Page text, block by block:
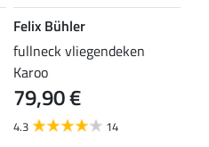
Felix Bühler
fullneck vliegendeken
Karoo
79,90 €
4.3 14